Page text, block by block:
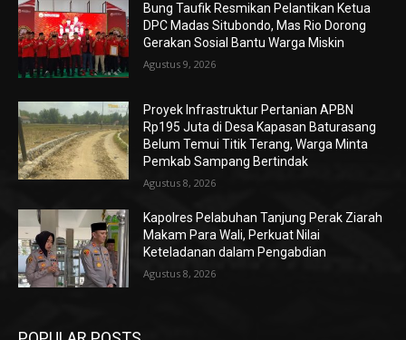
Bung Taufik Resmikan Pelantikan Ketua
DPC Madas Situbondo, Mas Rio Dorong
Gerakan Sosial Bantu Warga Miskin
Agustus 9, 2026
Proyek Infrastruktur Pertanian APBN
Rp195 Juta di Desa Kapasan Baturasang
Belum Temui Titik Terang, Warga Minta
Pemkab Sampang Bertindak
Agustus 8, 2026
Kapolres Pelabuhan Tanjung Perak Ziarah
Makam Para Wali, Perkuat Nilai
Keteladanan dalam Pengabdian
Agustus 8, 2026